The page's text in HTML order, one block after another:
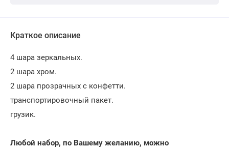
Краткое описание
4 шара зеркальных.
2 шара хром.
2 шара прозрачных с конфетти.
транспортировочный пакет.
грузик.
Любой набор, по Вашему желанию, можно